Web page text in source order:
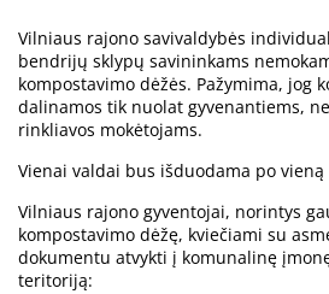
Vilniaus rajono savivaldybės
bendrijų sklypų savininkams
kompostavimo dėžės. Pažymima, jog
dalinamos tik nuolat gyvenantiems,
rinkliavos mokėtojams.
Vienai valdai bus išduodama po
Vilniaus rajono gyventojai, norintys
kompostavimo dėžę, kviečiami su
dokumentu atvykti į komunalinę
teritoriją: